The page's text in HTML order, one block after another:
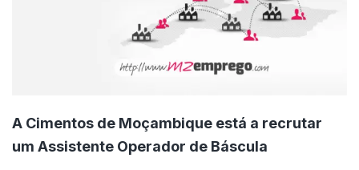
A Cimentos de Moçambique está a recrutar
um Assistente Operador de Báscula